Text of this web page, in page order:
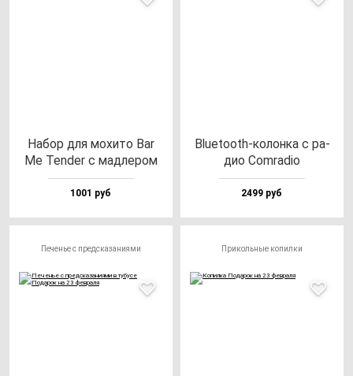
Набор для мо­хи­то Bar
Me Ten­der с мад­ле­ром
1001 руб
Blu­eto­oth-ко­лон­ка с ра­
дио Com­ra­dio
2499 руб
Печенье с предсказаниями Прикольные копилки